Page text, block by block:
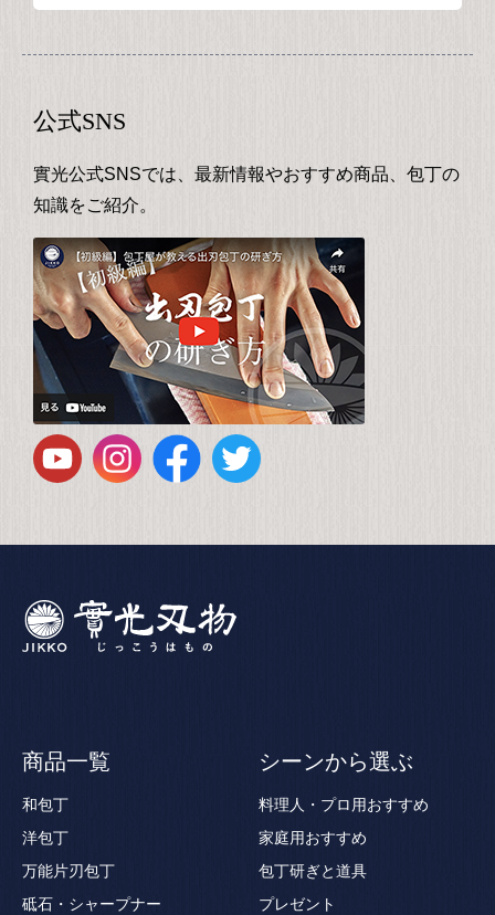
公式SNS
實光公式SNSでは、最新情報やおすすめ商品、包丁の
知識をご紹介。
商品一覧
和包丁
洋包丁
万能片刃包丁
砥石・シャープナー
シーンから選ぶ
料理人・プロ用おすすめ
家庭用おすすめ
包丁研ぎと道具
プレゼント